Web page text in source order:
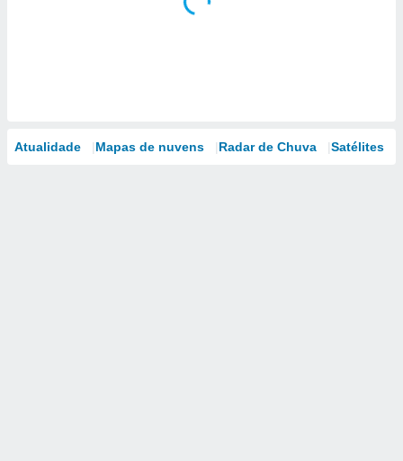
Atualidade Mapas de nuvens Radar de Chuva Satélites